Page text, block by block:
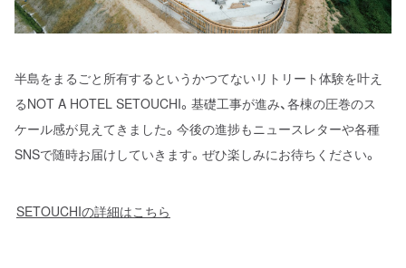
半島をまるごと所有するというかつてないリトリート体験を叶え
るNOT A HOTEL SETOUCHI。基礎工事が進み、各棟の圧巻のス
ケール感が見えてきました。今後の進捗もニュースレターや各種
SNSで随時お届けしていきます。ぜひ楽しみにお待ちください。
SETOUCHIの詳細はこちら